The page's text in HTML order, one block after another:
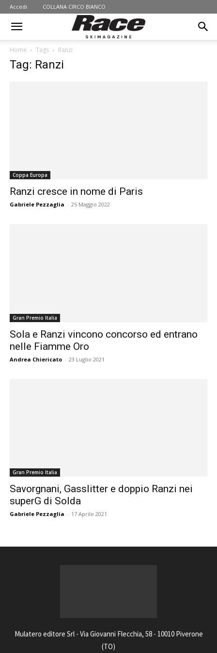
Accedi COLLANA CIRCO BIANCO
Home Tags Ranzi
Tag: Ranzi
Coppa Europa
Ranzi cresce in nome di Paris
Gabriele Pezzaglia - 25 Maggio 2022
Gran Premio Italia
Sola e Ranzi vincono concorso ed entrano
nelle Fiamme Oro
Andrea Chiericato - 23 Luglio 2021
Gran Premio Italia
Savorgnani, Gasslitter e doppio Ranzi nei
superG di Solda
Gabriele Pezzaglia - 17 Aprile 2021
Mulatero editore Srl - Via Giovanni Flecchia, 58 - 10010 Piverone
(TO)